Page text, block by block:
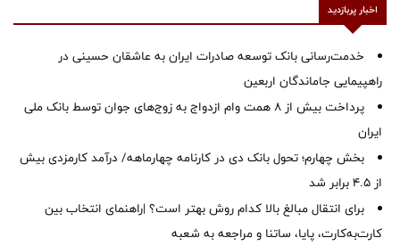
اخبار پربازدید
خدمت‌رسانی بانک توسعه صادرات ایران به عاشقان حسینی در
راهپیمایی جاماندگان اربعین
پرداخت بیش از ۸ همت وام ازدواج به زوج‌های جوان توسط بانک ملی
ایران
بخش چهارم؛ تحول بانک دی در کارنامه چهارماهه/ درآمد کارمزدی بیش
از ۴.۵ برابر شد
برای انتقال مبالغ بالا کدام روش بهتر است؟ |راهنمای انتخاب بین
کارت‌به‌کارت، پایا، ساتنا و مراجعه به شعبه